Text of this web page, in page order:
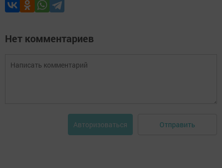
Нет комментариев
Авторизоваться Отправить